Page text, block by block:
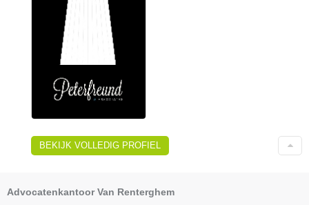
BEKIJK VOLLEDIG PROFIEL
Advocatenkantoor Van Renterghem